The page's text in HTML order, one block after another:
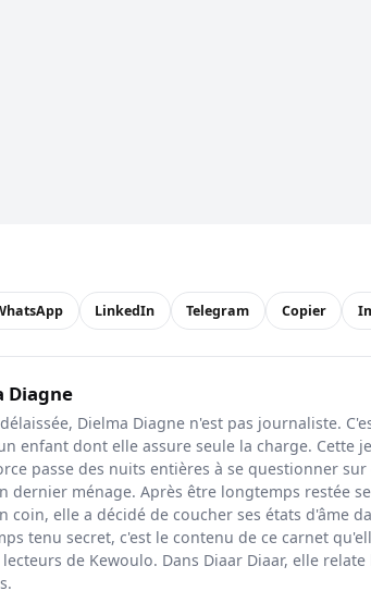
LinkedIn Telegram Copier
Diagne
Dielma Diagne n'est pas journaliste.
enfant dont elle assure seule la charge. Cette
passe des nuits entières à se questionner
dernier ménage. Après être longtemps restée
coin, elle a décidé de coucher ses états d'âme
tenu secret, c'est le contenu de ce carnet
lecteurs de Kewoulo. Dans Diaar Diaar, elle